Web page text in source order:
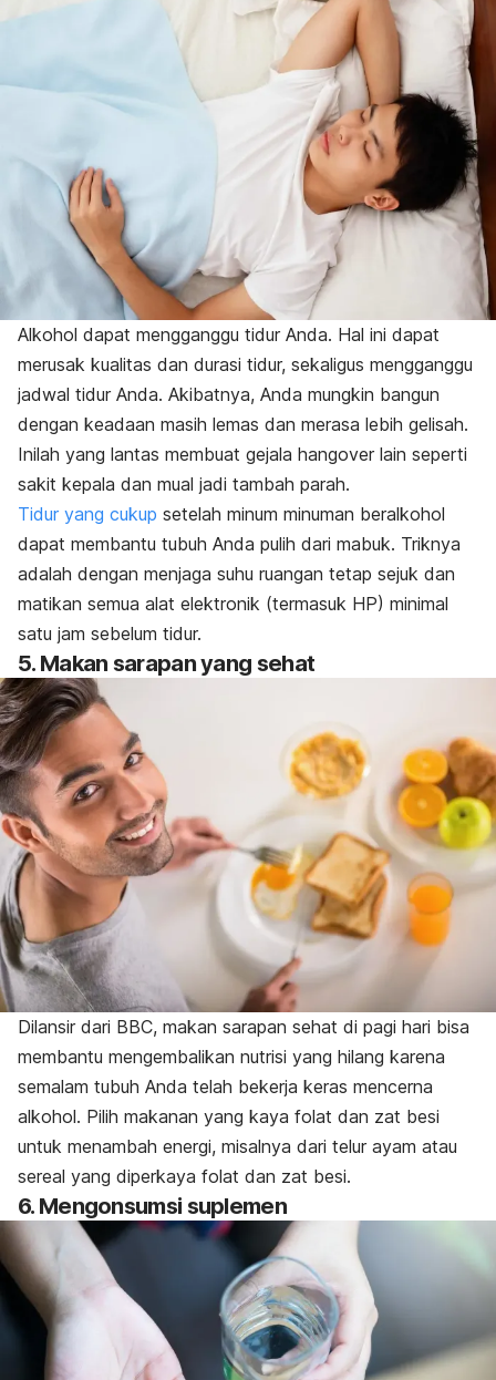
Alkohol dapat mengganggu tidur Anda. Hal ini dapat
merusak kualitas dan durasi tidur, sekaligus mengganggu
jadwal tidur Anda. Akibatnya, Anda mungkin bangun
dengan keadaan masih lemas dan merasa lebih gelisah.
Inilah yang lantas membuat gejala hangover lain seperti
sakit kepala dan mual jadi tambah parah.
Tidur yang cukup setelah minum minuman beralkohol
dapat membantu tubuh Anda pulih dari mabuk. Triknya
adalah dengan menjaga suhu ruangan tetap sejuk dan
matikan semua alat elektronik (termasuk HP) minimal
satu jam sebelum tidur.
5. Makan sarapan yang sehat
Dilansir dari BBC, makan sarapan sehat di pagi hari bisa
membantu mengembalikan nutrisi yang hilang karena
semalam tubuh Anda telah bekerja keras mencerna
alkohol. Pilih makanan yang kaya folat dan zat besi
untuk menambah energi, misalnya dari telur ayam atau
sereal yang diperkaya folat dan zat besi.
6. Mengonsumsi suplemen